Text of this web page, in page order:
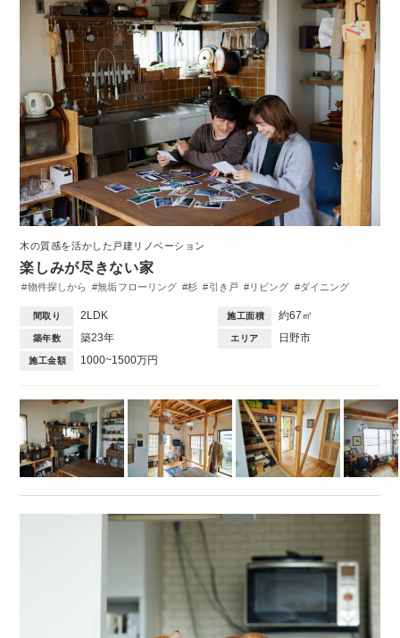
木の質感を活かした戸建リノベーション
楽しみが尽きない家
物件探しから 無垢フローリング 杉 引き戸 リビング
ダイニング
洗面台
ペット
間取り 2LDK 施工面積 約67㎡
築年数 築23年 エリア 日野市
施工金額 1000~1500万円